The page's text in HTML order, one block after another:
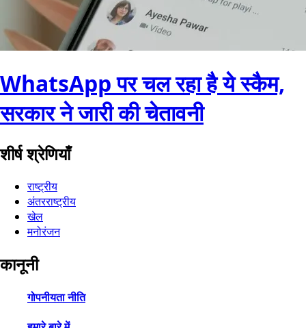
WhatsApp पर चल रहा है ये स्कैम,
सरकार ने जारी की चेतावनी
शीर्ष श्रेणियाँ
राष्ट्रीय
अंतरराष्ट्रीय
खेल
मनोरंजन
कानूनी
गोपनीयता नीति